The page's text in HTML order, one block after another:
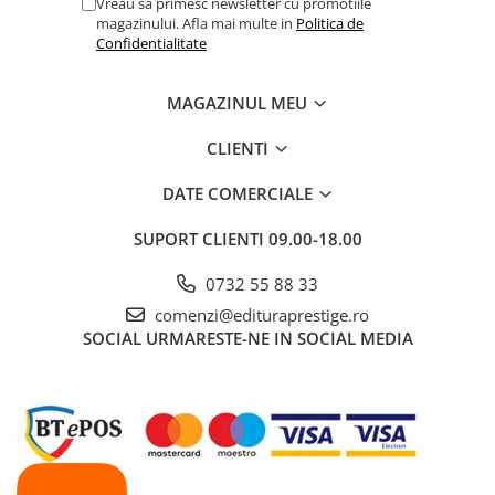
COLOREAZA CU PRIETENII
Clubul Premiantilor
Dezvoltare personala
Kids Book Club
Legende istorice
magazinului. Afla mai multe in Politica de
Confidentialitate
MAGAZINUL MEU
CLIENTI
DATE COMERCIALE
SUPORT CLIENTI 09.00-18.00
0732 55 88 33
comenzi@edituraprestige.ro
SOCIAL URMARESTE-NE IN SOCIAL MEDIA